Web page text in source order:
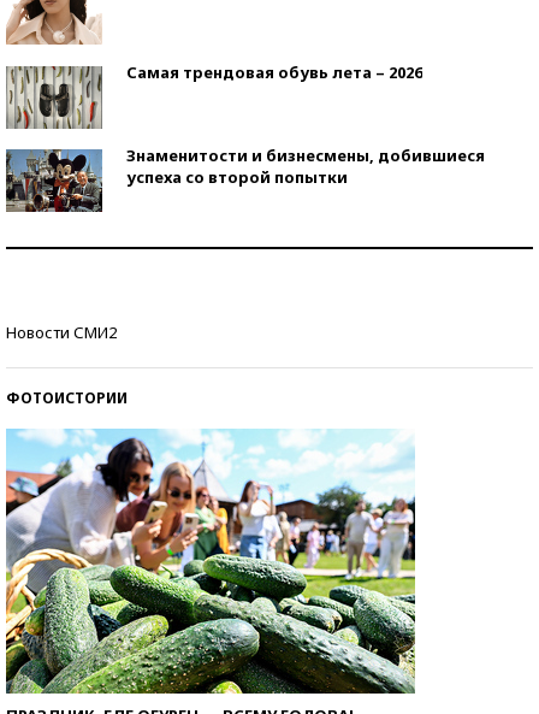
Самая трендовая обувь лета – 2026
Знаменитости и бизнесмены, добившиеся
успеха со второй попытки
Новости СМИ2
ФОТОИСТОРИИ